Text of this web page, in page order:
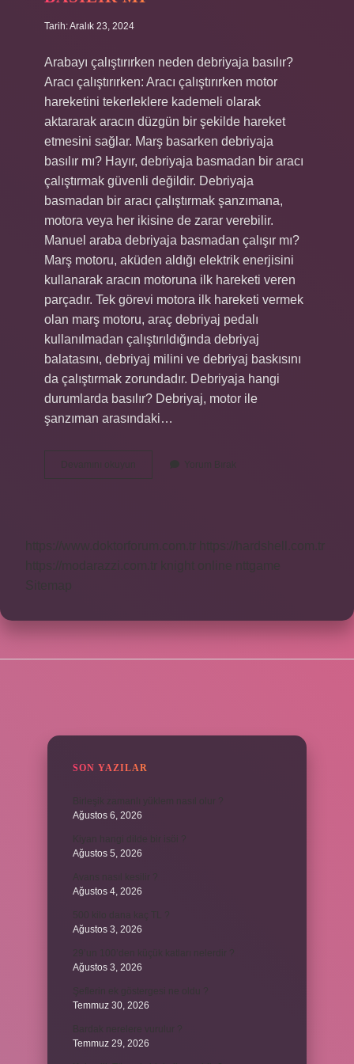
Tarih: Aralık 23, 2024
Arabayı çalıştırırken neden debriyaja basılır?
Aracı çalıştırırken: Aracı çalıştırırken motor
hareketini tekerleklere kademeli olarak
aktararak aracın düzgün bir şekilde hareket
etmesini sağlar. Marş basarken debriyaja
basılır mı? Hayır, debriyaja basmadan bir aracı
çalıştırmak güvenli değildir. Debriyaja
basmadan bir aracı çalıştırmak şanzımana,
motora veya her ikisine de zarar verebilir.
Manuel araba debriyaja basmadan çalışır mı?
Marş motoru, aküden aldığı elektrik enerjisini
kullanarak aracın motoruna ilk hareketi veren
parçadır. Tek görevi motora ilk hareketi vermek
olan marş motoru, araç debriyaj pedalı
kullanılmadan çalıştırıldığında debriyaj
balatasını, debriyaj milini ve debriyaj baskısını
da çalıştırmak zorundadır. Debriyaja hangi
durumlarda basılır? Debriyaj, motor ile
şanzıman arasındaki…
Devamını okuyun
Araba
Yorum Bırak
https://www.doktorforum.com.tr
https://hardshell.com.tr
https://modarazzi.com.tr
knight online
nttgame
SON YAZILAR
Ağustos 6, 2026
Ağustos 5, 2026
Ağustos 4, 2026
Ağustos 3, 2026
Ağustos 3, 2026
Temmuz 30, 2026
Temmuz 29, 2026